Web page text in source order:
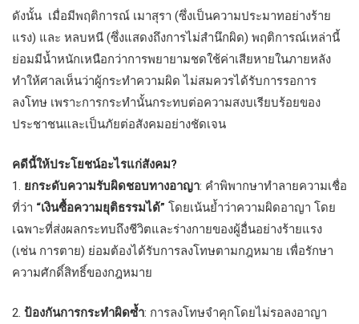
ดังนั้น เมื่อมีพฤติการณ์ เมาสุรา (ซึ่งเป็นความประมาทอย่างร้าย
แรง) และ หลบหนี (ซึ่งแสดงถึงการไม่สำนึกผิด) พฤติการณ์เหล่านี้
ย่อมมีน้ำหนักเหนือกว่าการพยายามชดใช้ค่าเสียหายในภายหลัง
ทำให้ศาลเห็นว่าผู้กระทำความผิด ไม่สมควรได้รับการรอการ
ลงโทษ เพราะการกระทำนั้นกระทบต่อความสงบเรียบร้อยของ
ประชาชนและเป็นภัยต่อสังคมอย่างชัดเจน
คดีนี้ให้ประโยชน์อะไรแก่สังคม?
1. ยกระดับความรับผิดชอบทางอาญา: คำพิพากษาทำลายความเชื่อ
ที่ว่า “เงินซื้อความยุติธรรมได้” โดยเน้นย้ำว่าความผิดอาญา โดย
เฉพาะที่ส่งผลกระทบถึงชีวิตและร่างกายของผู้อื่นอย่างร้ายแรง
(เช่น การตาย) ย่อมต้องได้รับการลงโทษตามกฎหมาย เพื่อรักษา
ความศักดิ์สิทธิ์ของกฎหมาย
2. ป้องกันการกระทำผิดซ้ำ: การลงโทษจำคุกโดยไม่รอลงอาญา